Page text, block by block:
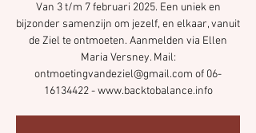
Van 3 t/m 7 februari 2025. Een uniek en
bijzonder samenzijn om jezelf, en elkaar, vanuit
de Ziel te ontmoeten. Aanmelden via Ellen
Maria Versney. Mail:
ontmoetingvandeziel@gmail.com of 06-
16134422 - www.backtobalance.info